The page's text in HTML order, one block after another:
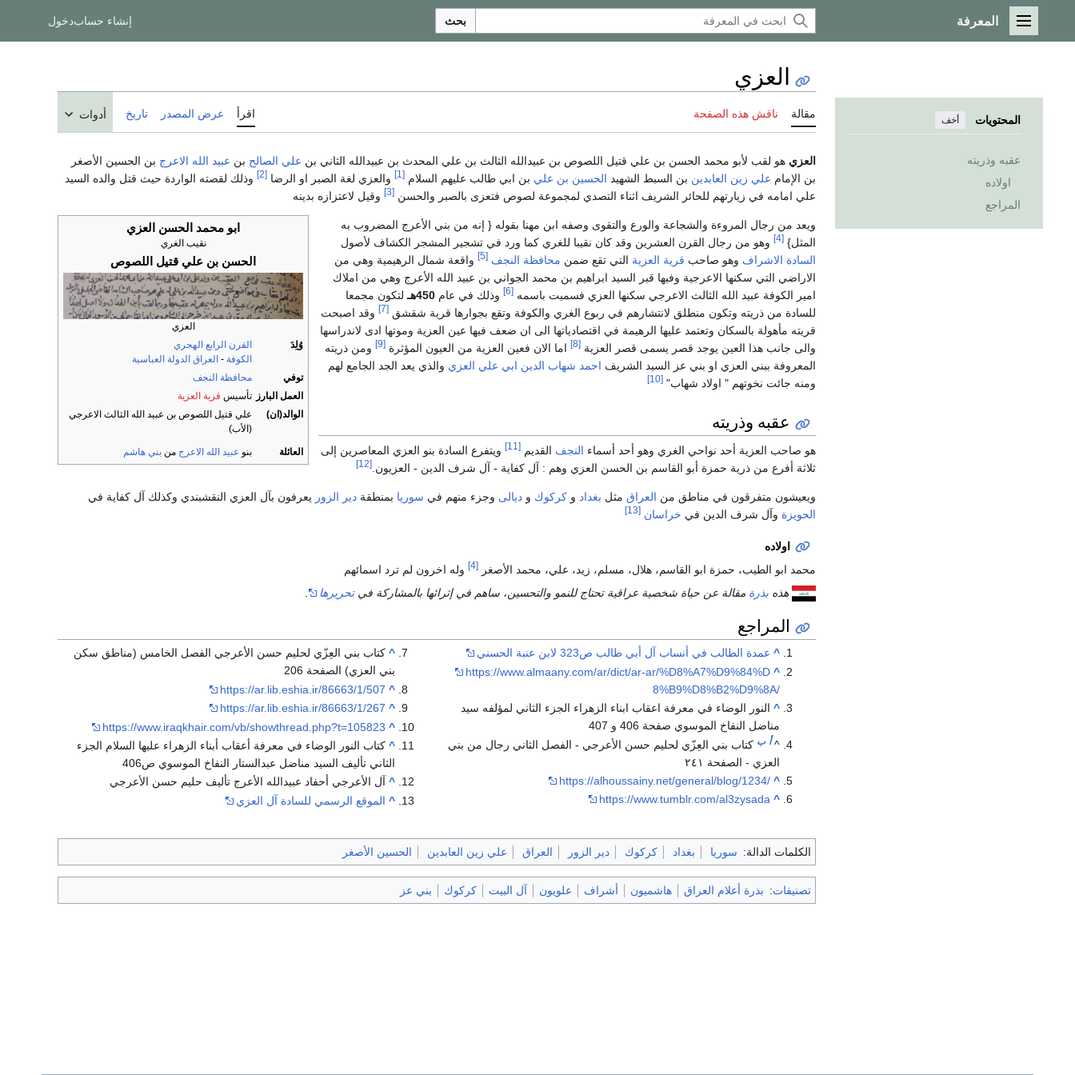
القائمة الرئيسية
المعرفة بحث إنشاء حسابدخول
المحتويات أخف
عقبه وذريته
اولاده
المراجع
العزي
مقالة ناقش هذه الصفحة اقرأ عرض المصدر تاريخ أدوات
العزي هو لقب لأبو محمد الحسن بن علي قتيل اللصوص بن عبيدالله الثالث بن علي المحدث بن عبيدالله الثاني بن علي الصالح بن عبيد الله الاعرج بن الحسين الأصغر
بن الإمام علي زين العابدين بن السبط الشهيد الحسين بن علي بن ابي طالب عليهم السلام [1] والعزي لغة الصبر او الرضا [2]
وذلك لقصته الواردة حيث قتل والده السيد
علي امامه في زيارتهم للحائر الشريف اثناء التصدي لمجموعة لصوص فتعزى بالصبر والحسن [3] وقيل لاعتزازه بدينه
ابو محمد الحسن العزي
نقيب الغري
الحسن بن علي قتيل اللصوص
العزي
وُلِدَ
القرن الرابع الهجري
الكوفة - العراق الدولة العباسية
توفي
محافظة النجف
العمل البارز تأسيس قرية العزية
الوالد(ان)
علي قتيل اللصوص بن عبيد الله الثالث الاعرجي
(الأب)
العائلة بنو عبيد الله الاعرج من بني هاشم
ويعد من رجال المروءة والشجاعة والورع والتقوى وصفه ابن مهنا بقوله { إنه من بني الأعرج المضروب به
المثل} [4]
وهو من رجال القرن العشرين وقد كان نقيبا للغري كما ورد في تشجير المشجر الكشاف لأصول
السادة الاشراف وهو صاحب قرية العزية التي تقع ضمن محافظة النجف [5]
واقعة شمال الرهيمية وهي من
الاراضي التي سكنها الاعرجية وفيها قبر السيد ابراهيم بن محمد الجواني بن عبيد الله الأعرج وهي من املاك
امير الكوفة عبيد الله الثالث الاعرجي سكنها العزي فسميت باسمه [6] وذلك في عام 450هـ
لتكون مجمعا
للسادة من ذريته وتكون منطلق لانتشارهم في ربوع الغري والكوفة وتقع بجوارها قرية شقشق [7]
وقد اصبحت
قريته مأهولة بالسكان وتعتمد عليها الرهيمة في اقتصادياتها الى ان ضعف فيها عين العزية وموتها ادى لاندراسها
والى جانب هذا العين يوجد قصر يسمى قصر العزية [8] اما الان فعين العزية من العيون المؤثرة [9]
ومن ذريته
المعروفة ببني العزي او بني عز السيد الشريف احمد شهاب الدين ابي علي العزي والذي يعد الجد الجامع لهم
ومنه جائت نخوتهم " اولاد شهاب" [10]
عقبه وذريته
هو صاحب العزية أحد نواحي الغري وهو أحد أسماء النجف القديم [11]
ويتفرع السادة بنو العزي المعاصرين إلى
ثلاثة أفرع من ذرية حمزة أبو القاسم بن الحسن العزي وهم : آل كفاية - آل شرف الدين - العزيون.[12]
ويعيشون متفرقون في مناطق من العراق مثل بغداد و كركوك و ديالى وجزء منهم في سوريا بمنطقة دير الزور يعرفون بآل العزي النقشبندي وكذلك آل كفاية في
الحويزة وآل شرف الدين في خراسان [13]
اولاده
محمد ابو الطيب، حمزة ابو القاسم، هلال، مسلم، زيد، علي، محمد الأصغر
[4]
وله اخرون لم ترد اسمائهم
هذه بذرة مقالة عن حياة شخصية عراقية تحتاج للنمو والتحسين، ساهم في إثرائها بالمشاركة فيتحريرها
المراجع
^ عمدة الطالب في أنساب آل أبي طالب ص323 لابن عنبة الحسني
^
https://www.almaany.com/ar/dict/ar-ar/%D8%A7%D9%84%D
8%B9%D8%B2%D9%8A/
^ النور الوضاء في معرفة اعقاب ابناء الزهراء الجزء الثاني لمؤلفه سيد
مناضل النفاخ الموسوي صفحة 406 و 407
^أ ب كتاب بني العِزّي لحليم حسن الأعرجي - الفصل الثاني رجال من بني
العزي - الصفحة ٢٤١
^
https://alhoussainy.net/general/blog/1234/
^
https://www.tumblr.com/al3zysada
^ كتاب بني العِزّي لحليم حسن الأعرجي الفصل الخامس (مناطق سكن
بني العزي) الصفحة 206
^
https://ar.lib.eshia.ir/86663/1/507
^
https://ar.lib.eshia.ir/86663/1/267
^
https://www.iraqkhair.com/vb/showthread.php?t=105823
^ كتاب النور الوضاء في معرفة أعقاب أبناء الزهراء عليها السلام الجزء
الثاني تأليف السيد مناضل عبدالستار النفاخ الموسوي ص406
^ آل الأعرجي أحفاد عبيدالله الأعرج تأليف حليم حسن الأعرجي
^ الموقع الرسمي للسادة آل العزي
الكلمات الدالة: سوريا بغداد كركوك دير الزور العراق علي زين العابدين الحسين الأصغر
تصنيفات: بذرة أعلام العراق هاشميون أشراف علويون آل البيت كركوك بني عز